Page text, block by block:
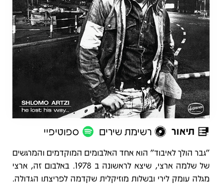
תיאור רשימת שירים ספוטיפיי
תיאור
"גבר הולך לאיבוד" הוא אחד האלבומים המוקדמים והמרגשים
של שלמה ארצי, שיצא לראשונה ב 1978. באלבום זה, ארצי
מגלה עומק לירי ובשלות מוזיקלית שקדמה לפריצתו הגדולה.